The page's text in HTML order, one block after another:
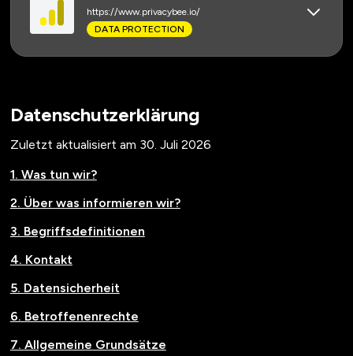
https://www.privacybee.io/
DATA PROTECTION
Datenschutzerklärung
Zuletzt aktualisiert am 30. Juli 2026
1. Was tun wir?
2. Über was informieren wir?
3. Begriffsdefinitionen
4. Kontakt
5. Datensicherheit
6. Betroffenenrechte
7. Allgemeine Grundsätze